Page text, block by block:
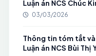
Luận án NCS Chúc
03/03/2026
Thông tin tóm tắt và
Luận án NCS Bùi Thị